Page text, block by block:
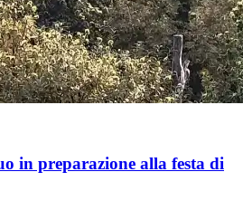
in preparazione alla festa di